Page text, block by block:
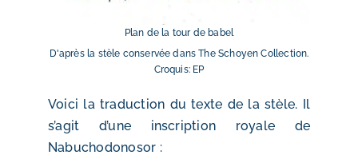
Plan de la tour de babel
D'après la stèle conservée dans The Schoyen Collection.
Croquis: EP
Voici la traduction du texte de la stèle. Il
s’agit d’une inscription royale de
Nabuchodonosor :